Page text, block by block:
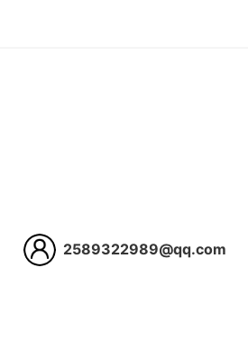
2589322989@qq.com